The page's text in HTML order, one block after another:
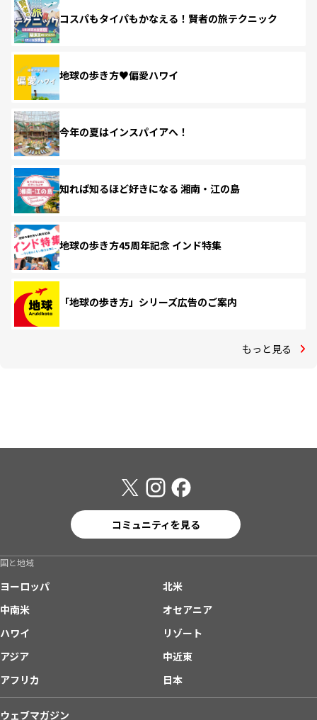
コスパもタイパもかなえる！賢者の旅テクニック
地球の歩き方♥偏愛ハワイ
今年の夏はインスパイアへ！
知れば知るほど好きになる 湘南・江の島
地球の歩き方45周年記念 インド特集
「地球の歩き方」シリーズ広告のご案内
もっと見る
コミュニティを見る
国と地域
ヨーロッパ
北米
中南米
オセアニア
ハワイ
リゾート
アジア
中近東
アフリカ
日本
ウェブマガジン